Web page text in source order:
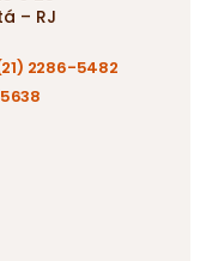
– RJ
2286-5482